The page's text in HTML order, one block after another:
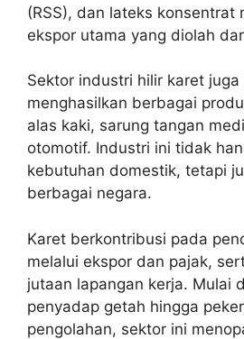
(RSS), dan lateks konsentrat
ekspor utama yang diolah
Sektor industri hilir karet
menghasilkan berbagai
alas kaki, sarung tangan
otomotif. Industri ini tidak
kebutuhan domestik, tetapi
berbagai negara.
Karet berkontribusi pada
melalui ekspor dan pajak,
jutaan lapangan kerja. Mulai
penyadap getah hingga
pengolahan, sektor ini